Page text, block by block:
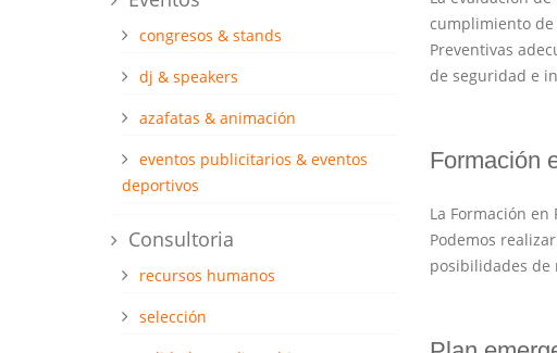
congresos & stands
dj & speakers
azafatas & animación
eventos publicitarios & eventos
deportivos
Consultoria
recursos humanos
selección
cumplimiento de
Preventivas
de seguridad e
Formación
La Formación
Podemos
posibilidades de